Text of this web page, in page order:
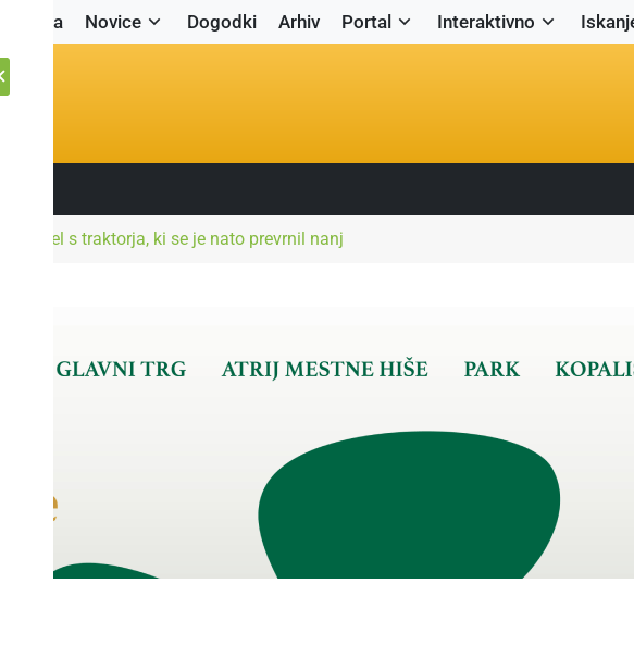
Novice Dogodki Arhiv Portal Interaktivno
padel s traktorja, ki se je nato prevrnil nanj